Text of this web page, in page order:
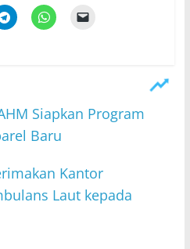
Siapkan Program
Baru
Kantor
Laut kepada